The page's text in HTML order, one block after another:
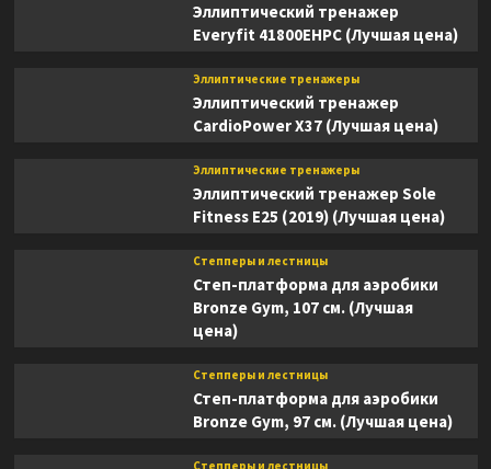
Эллиптический тренажер
Everyfit 41800EHPC (Лучшая цена)
Эллиптические тренажеры
Эллиптический тренажер
CardioPower X37 (Лучшая цена)
Эллиптические тренажеры
Эллиптический тренажер Sole
Fitness E25 (2019) (Лучшая цена)
Степперы и лестницы
Степ-платформа для аэробики
Bronze Gym, 107 см. (Лучшая
цена)
Степперы и лестницы
Степ-платформа для аэробики
Bronze Gym, 97 см. (Лучшая цена)
Степперы и лестницы